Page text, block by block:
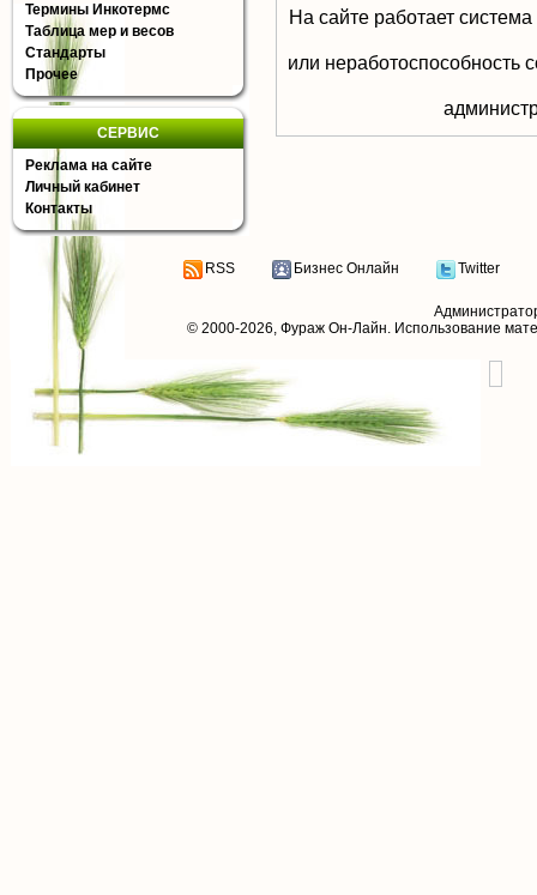
Термины Инкотермс
Таблица мер и весов
Стандарты
Прочее
СЕРВИС
Реклама на сайте
Личный кабинет
Контакты
На сайте работает
или неработоспособность
RSS Бизнес Онлайн Twitter
© 2000-2026, Фураж Он-Лайн. Использование